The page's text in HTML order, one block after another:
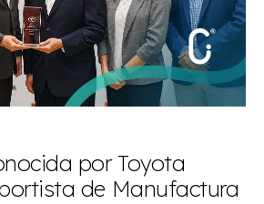
por Toyota
de Manufactura